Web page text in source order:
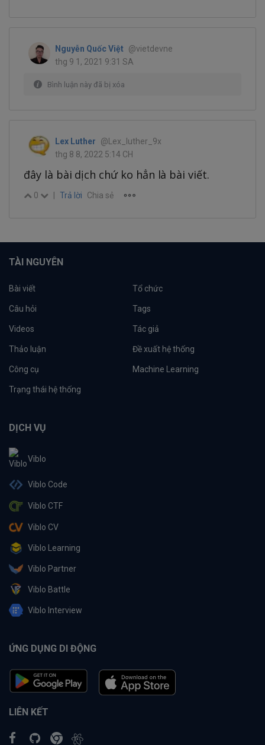
Nguyễn Quốc Việt
@vietdevne
thg 9 1, 2021 9:31 SA
Bình luận này đã bị xóa
Lex Luther
@Lex_luther_9x
thg 8 8, 2022 5:14 CH
đây là bài dịch chứ ko hẳn là bài viết.
0 Trả lời Chia sẻ
TÀI NGUYÊN
Bài viết Tổ chức
Câu hỏi Tags
Videos Tác giả
Thảo luận Đề xuất hệ thống
Công cụ Machine Learning
Trạng thái hệ thống
DỊCH VỤ
Viblo
Viblo Code
Viblo CTF
Viblo CV
Viblo Learning
Viblo Partner
Viblo Battle
Viblo Interview
ỨNG DỤNG DI ĐỘNG
LIÊN KẾT